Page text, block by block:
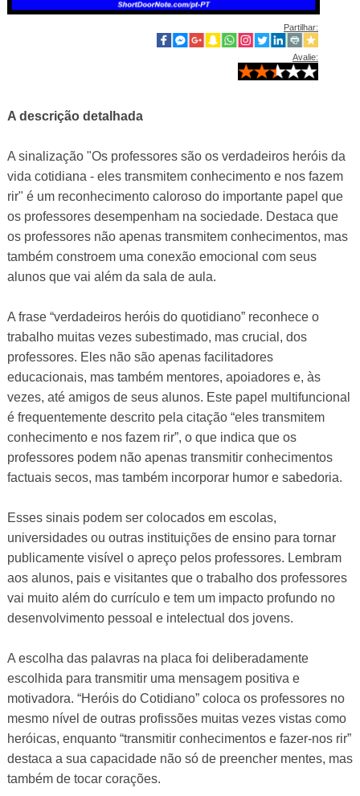
Partilhar:
Avalie:
A descrição detalhada
A sinalização "Os professores são os verdadeiros heróis da
vida cotidiana - eles transmitem conhecimento e nos fazem
rir" é um reconhecimento caloroso do importante papel que
os professores desempenham na sociedade. Destaca que
os professores não apenas transmitem conhecimentos, mas
também constroem uma conexão emocional com seus
alunos que vai além da sala de aula.
A frase “verdadeiros heróis do quotidiano” reconhece o
trabalho muitas vezes subestimado, mas crucial, dos
professores. Eles não são apenas facilitadores
educacionais, mas também mentores, apoiadores e, às
vezes, até amigos de seus alunos. Este papel multifuncional
é frequentemente descrito pela citação “eles transmitem
conhecimento e nos fazem rir”, o que indica que os
professores podem não apenas transmitir conhecimentos
factuais secos, mas também incorporar humor e sabedoria.
Esses sinais podem ser colocados em escolas,
universidades ou outras instituições de ensino para tornar
publicamente visível o apreço pelos professores. Lembram
aos alunos, pais e visitantes que o trabalho dos professores
vai muito além do currículo e tem um impacto profundo no
desenvolvimento pessoal e intelectual dos jovens.
A escolha das palavras na placa foi deliberadamente
escolhida para transmitir uma mensagem positiva e
motivadora. “Heróis do Cotidiano” coloca os professores no
mesmo nível de outras profissões muitas vezes vistas como
heróicas, enquanto “transmitir conhecimentos e fazer-nos rir”
destaca a sua capacidade não só de preencher mentes, mas
também de tocar corações.